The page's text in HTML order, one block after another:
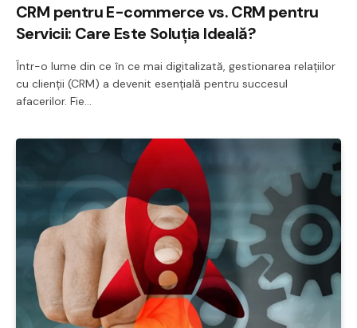
CRM pentru E-commerce vs. CRM pentru
Servicii: Care Este Soluția Ideală?
Într-o lume din ce în ce mai digitalizată, gestionarea relațiilor
cu clienții (CRM) a devenit esențială pentru succesul
afacerilor. Fie…